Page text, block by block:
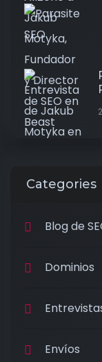
Categories
Blog de
Dominios
Envíos